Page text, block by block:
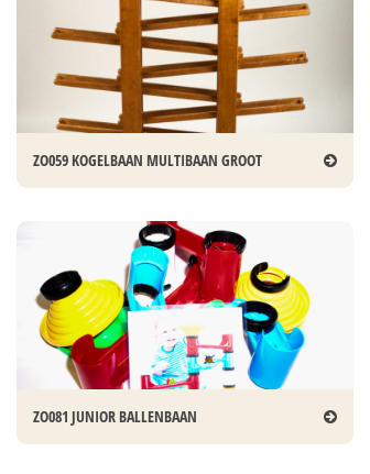
ZO059 KOGELBAAN MULTIBAAN GROOT
ZO081 JUNIOR BALLENBAAN